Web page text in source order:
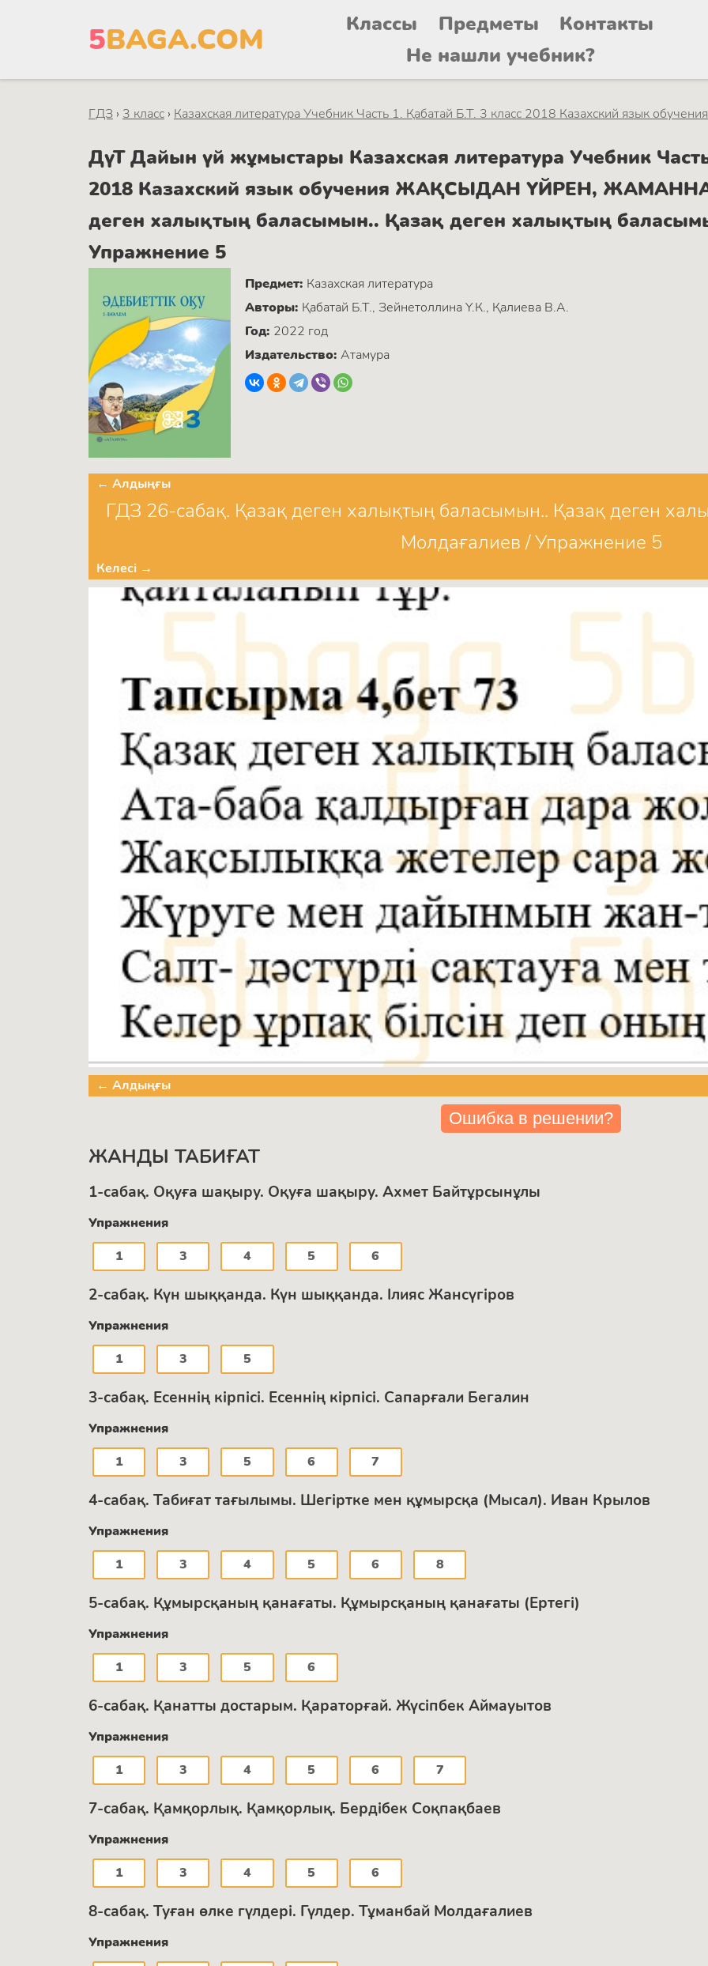
5BAGA.COM Классы Предметы
Контакты
Не нашли учебник?
ГДЗ › 3 класс › Казахская литература Учебник Часть 1. Қабатай Б.Т. 3 класс 2018 Казахский язык обучения
ДүТ Дайын үй жұмыстары Казахская литература Учебник
2018 Казахский язык обучения ЖАҚСЫДАН ҮЙРЕН,
деген халықтың баласымын.. Қазақ деген халықтың
Упражнение 5
Предмет: Казахская литература
Авторы: Қабатай Б.Т., Зейнетоллина Ү.К., Қалиева В.А.
Год: 2022 год
Издательство: Атамура
← Алдыңғы
ГДЗ 26-сабақ. Қазақ деген халықтың баласымын.. Қазақ деген
Молдағалиев / Упражнение 5
Келесі →
← Алдыңғы
Ошибка в решении?
ЖАНДЫ ТАБИҒАТ
1-сабақ. Оқуға шақыру. Оқуға шақыру. Ахмет Байтұрсынұлы
Упражнения
1
3 4 5 6
2-сабақ. Күн шыққанда. Күн шыққанда. Ілияс Жансүгіров
Упражнения
1
3 5
3-сабақ. Есеннің кірпісі. Есеннің кірпісі. Сапарғали Бегалин
Упражнения
1
3 5 6 7
4-сабақ. Табиғат тағылымы. Шегіртке мен құмырсқа (Мысал). Иван Крылов
Упражнения
1
3 4 5 6 8
5-сабақ. Құмырсқаның қанағаты. Құмырсқаның қанағаты (Ертегі)
Упражнения
1
3 5 6
6-сабақ. Қанатты достарым. Қараторғай. Жүсіпбек Аймауытов
Упражнения
1
3 4 5 6 7
7-сабақ. Қамқорлық. Қамқорлық. Бердібек Соқпақбаев
Упражнения
1
3 4 5 6
8-сабақ. Туған өлке гүлдері. Гүлдер. Тұманбай Молдағалиев
Упражнения